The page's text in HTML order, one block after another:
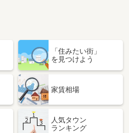
「住みたい街」
を見つけよう
家賃相場
人気タウン
ランキング